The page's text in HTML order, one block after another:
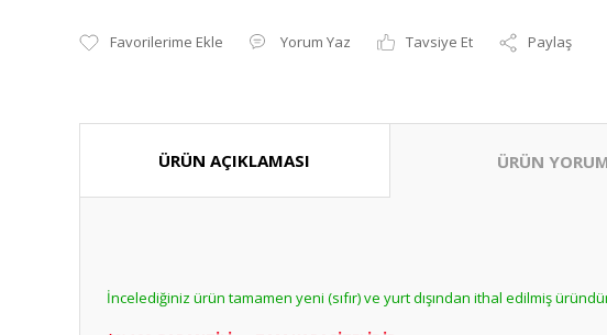
Yorum Yaz Tavsiye Et Paylaş
ÜRÜN AÇIKLAMASI ÜRÜN
İncelediğiniz ürün tamamen yeni (sıfır) ve yurt dışından ithal edilmiş